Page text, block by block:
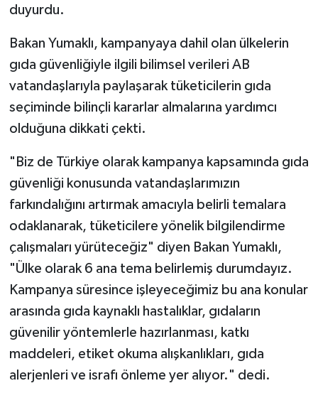
duyurdu.
Bakan Yumaklı, kampanyaya dahil olan ülkelerin
gıda güvenliğiyle ilgili bilimsel verileri AB
vatandaşlarıyla paylaşarak tüketicilerin gıda
seçiminde bilinçli kararlar almalarına yardımcı
olduğuna dikkati çekti.
"Biz de Türkiye olarak kampanya kapsamında gıda
güvenliği konusunda vatandaşlarımızın
farkındalığını artırmak amacıyla belirli temalara
odaklanarak, tüketicilere yönelik bilgilendirme
çalışmaları yürüteceğiz" diyen Bakan Yumaklı,
"Ülke olarak 6 ana tema belirlemiş durumdayız.
Kampanya süresince işleyeceğimiz bu ana konular
arasında gıda kaynaklı hastalıklar, gıdaların
güvenilir yöntemlerle hazırlanması, katkı
maddeleri, etiket okuma alışkanlıkları, gıda
alerjenleri ve israfı önleme yer alıyor." dedi.